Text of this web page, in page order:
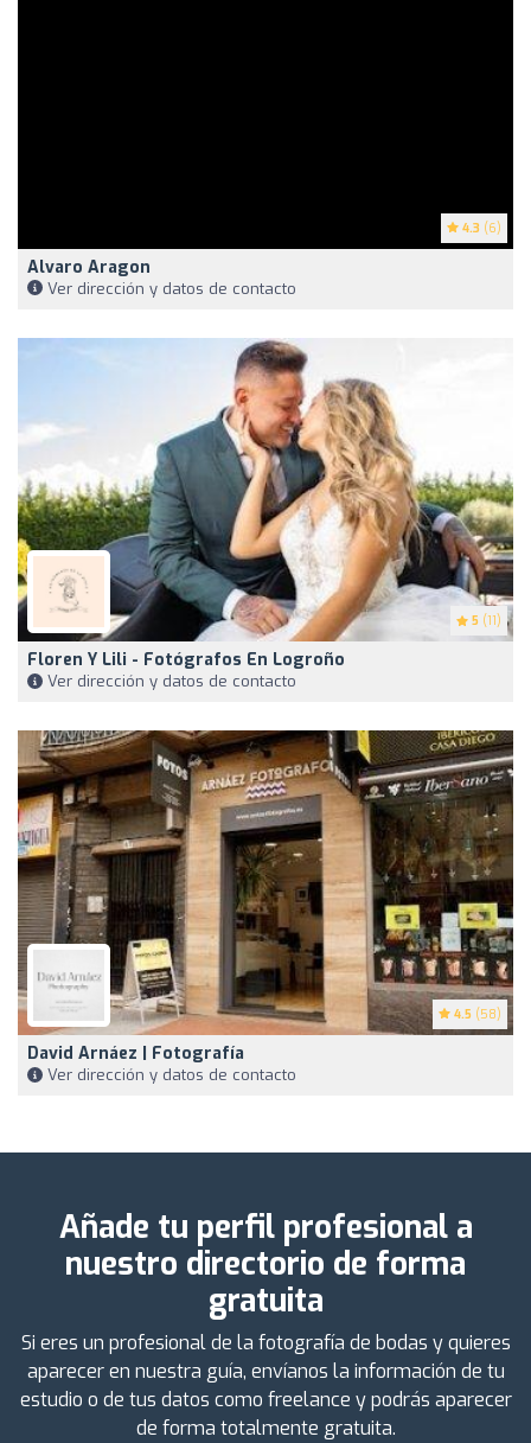
4.3 (6)
Alvaro Aragon
Ver dirección y datos de contacto
5 (11)
Floren Y Lili - Fotógrafos En Logroño
Ver dirección y datos de contacto
4.5 (58)
David Arnáez | Fotografía
Ver dirección y datos de contacto
Añade tu perfil profesional a
nuestro directorio de forma
gratuita
Si eres un profesional de la fotografía de bodas y quieres
aparecer en nuestra guía, envíanos la información de tu
estudio o de tus datos como freelance y podrás aparecer
de forma totalmente gratuita.